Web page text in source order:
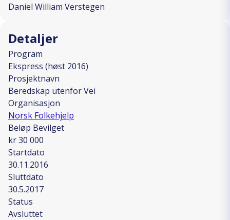
Daniel William Verstegen
Detaljer
Program
Ekspress (høst 2016)
Prosjektnavn
Beredskap utenfor Vei
Organisasjon
Norsk Folkehjelp
Beløp Bevilget
kr 30 000
Startdato
30.11.2016
Sluttdato
30.5.2017
Status
Avsluttet